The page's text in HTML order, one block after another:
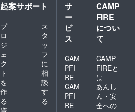
起案サポート
プ
ロ
ジ
ェ
ク
ト
を
作
る
ス
タ
ッ
フ
に
相
談
す
る
サ
ー
ビ
ス
CAM
PFI
RE
CAM
PFI
RE
CAMP
FIRE
につい
て
CAMP
FIREと
は
あんし
ん・安
全への